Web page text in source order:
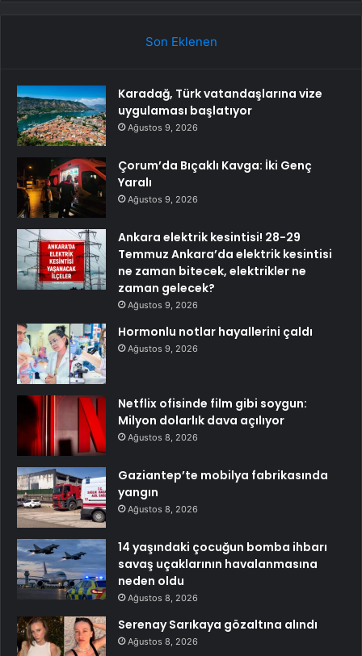
Son Eklenen
Karadağ, Türk vatandaşlarına vize
uygulaması başlatıyor
Ağustos 9, 2026
Çorum’da Bıçaklı Kavga: İki Genç
Yaralı
Ağustos 9, 2026
Ankara elektrik kesintisi! 28-29
Temmuz Ankara’da elektrik kesintisi
ne zaman bitecek, elektrikler ne
zaman gelecek?
Ağustos 9, 2026
Hormonlu notlar hayallerini çaldı
Ağustos 9, 2026
Netflix ofisinde film gibi soygun:
Milyon dolarlık dava açılıyor
Ağustos 8, 2026
Gaziantep’te mobilya fabrikasında
yangın
Ağustos 8, 2026
14 yaşındaki çocuğun bomba ihbarı
savaş uçaklarının havalanmasına
neden oldu
Ağustos 8, 2026
Serenay Sarıkaya gözaltına alındı
Ağustos 8, 2026